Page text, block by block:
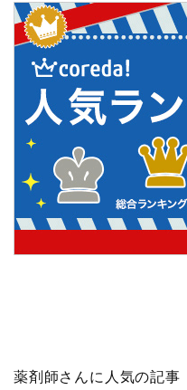
薬剤師さんに人気の記事